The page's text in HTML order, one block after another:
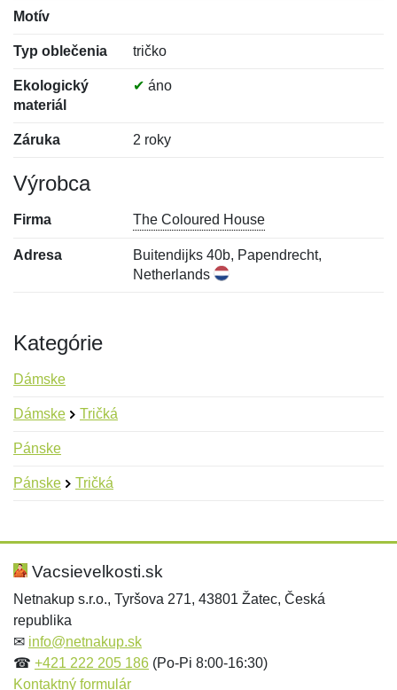
Motív
Typ oblečenia tričko
Ekologický
materiál
✔ áno
Záruka 2 roky
Výrobca
Firma The Coloured House
Adresa
Buitendijks 40b, Papendrecht,
Netherlands
Kategórie
Dámske
Dámske Tričká
Pánske
Pánske Tričká
Hodnotenie:
Meno:*
Meno:
E-mail:*
Vacsievelkosti.sk
Netnakup s.r.o., Tyršova 271, 43801 Žatec, Česká
republika
✉ info@netnakup.sk
☎ +421 222 205 186 (Po-Pi 8:00-16:30)
Kontaktný formulár